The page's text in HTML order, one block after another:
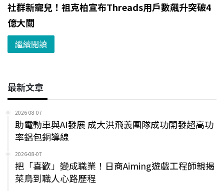
社群新寵兒！祖克柏宣布Threads用戶數飆升突破4
億大關
繼續閱讀
最新文章
2026-08-07
助電動車與AI發展 成大洪飛義團隊成功開發超高功
率鋁包銅導線
2026-08-07
把「喜歡」變成職業！日商Aiming遊戲工程師親揭
菜鳥到職人心路歷程